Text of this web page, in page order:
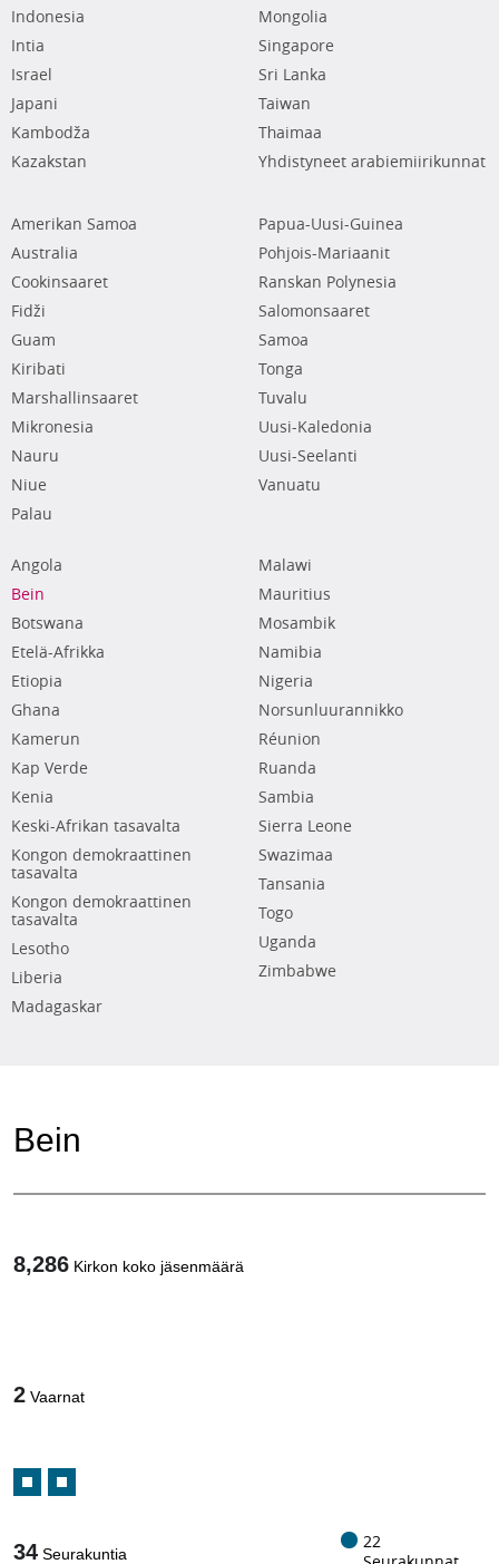
Indonesia
Intia
Israel
Japani
Kambodža
Kazakstan
Mongolia
Singapore
Sri Lanka
Taiwan
Thaimaa
Yhdistyneet arabiemiirikunnat
Amerikan Samoa
Australia
Cookinsaaret
Fidži
Guam
Kiribati
Marshallinsaaret
Mikronesia
Nauru
Niue
Palau
Papua-Uusi-Guinea
Pohjois-Mariaanit
Ranskan Polynesia
Salomonsaaret
Samoa
Tonga
Tuvalu
Uusi-Kaledonia
Uusi-Seelanti
Vanuatu
Angola
Bein
Botswana
Etelä-Afrikka
Etiopia
Ghana
Kamerun
Kap Verde
Kenia
Keski-Afrikan tasavalta
Kongon demokraattinen
tasavalta
Kongon demokraattinen
tasavalta
Lesotho
Liberia
Madagaskar
Malawi
Mauritius
Mosambik
Namibia
Nigeria
Norsunluurannikko
Réunion
Ruanda
Sambia
Sierra Leone
Swazimaa
Tansania
Togo
Uganda
Zimbabwe
Bein
8,286 Kirkon koko jäsenmäärä
2 Vaarnat
34 Seurakuntia
22